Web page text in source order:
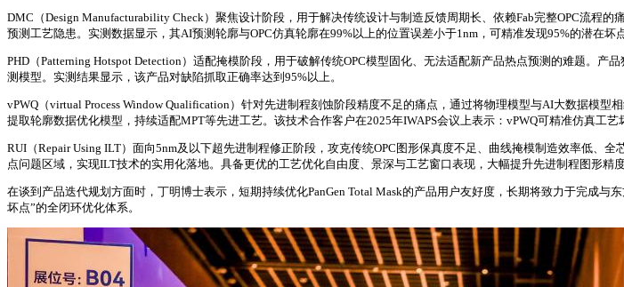
DMC（Design Manufacturability Check）聚焦设计阶段，用于解决传统设计与制造反馈周期长、依赖Fab完整OPC流程
预测工艺隐患。实测数据显示，其AI预测轮廓与OPC仿真轮廓在99%以上的位置误差小于1nm，可精准发现95%的潜在坏
PHD（Patterning Hotspot Detection）适配掩模阶段，用于破解传统OPC模型固化、无法适配新产品热点预测的难题。
测模型。实测结果显示，该产品对缺陷抓取正确率达到95%以上。
vPWQ（virtual Process Window Qualification）针对先进制程刻蚀阶段精度不足的痛点，通过将物理模型与AI大数据模
提取轮廓数据优化模型，持续适配MPT等先进工艺。该技术合作客户在2025年IWAPS会议上表示：vPWQ可精准仿真工
RUI（Repair Using ILT）面向5nm及以下超先进制程修正阶段，攻克传统OPC图形保真度不足、曲线掩模制造效率低
点问题区域，实现ILT技术的实用化落地。具备更优的工艺优化自由度、景深与工艺窗口表现，大幅提升先进制程图形精
在谈到产品迭代规划方面时，丁明博士表示，短期持续优化PanGen Total Mask的产品用户友好度，长期将致力于完成
坏点”的全闭环优化体系。